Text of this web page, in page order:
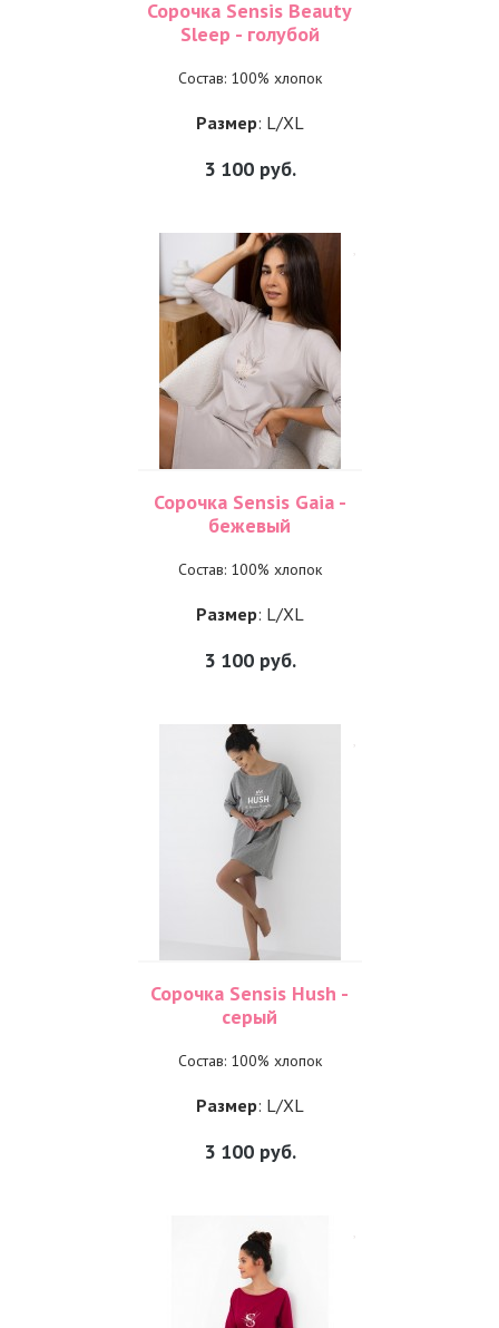
Сорочка Sensis Beauty
Sleep - голубой
Состав: 100% хлопок
Размер: L/XL
3 100руб.
Сорочка Sensis Gaia -
бежевый
Состав: 100% хлопок
Размер: L/XL
3 100руб.
Сорочка Sensis Hush -
серый
Состав: 100% хлопок
Размер: L/XL
3 100руб.